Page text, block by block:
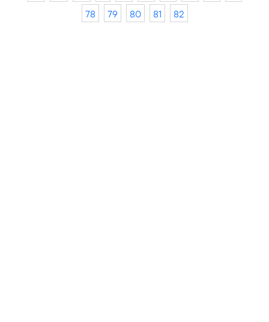
78
79 80 81 82